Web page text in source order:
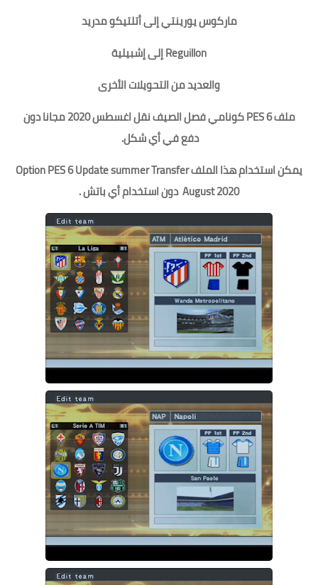
ماركوس يورينتي إلى أتلتيكو مدريد
Reguillon إلى إشبيلية
والعديد من التحويلات الأخرى
ملف PES 6 كونامي فصل الصيف نقل اغسطس 2020 مجانا دون
دفع في أي شكل.
يمكن استخدام هذا الملف Option PES 6 Update summer Transfer
August 2020 دون استخدام أي باتش .